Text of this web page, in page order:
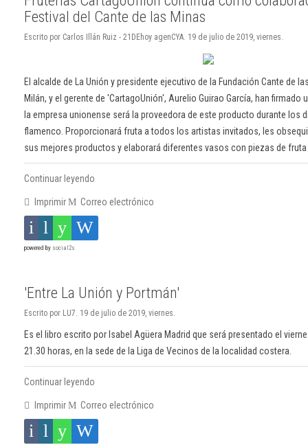
Festival del Cante de las Minas
Escrito por Carlos Illán Ruiz - 21DEhoy agenCYA. 19 de julio de 2019, viernes.
El alcalde de La Unión y presidente ejecutivo de la Fundación Cante de
Milán, y el gerente de 'CartagoUnión', Aurelio Guirao García, han firmado
la empresa unionense será la proveedora de este producto durante los
flamenco. Proporcionará fruta a todos los artistas invitados, les
sus mejores productos y elaborará diferentes vasos con piezas de fruta
Continuar leyendo
Imprimir Correo electrónico
powered by social2s
'Entre La Unión y Portmán'
Escrito por LU7. 19 de julio de 2019, viernes.
Es el libro escrito por Isabel Agüera Madrid que será presentado el
21.30 horas, en la sede de la Liga de Vecinos de la localidad costera.
Continuar leyendo
Imprimir Correo electrónico